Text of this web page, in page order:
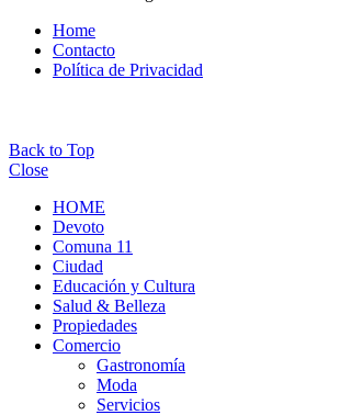
Home
Contacto
Política de Privacidad
Back to Top
Close
HOME
Devoto
Comuna 11
Ciudad
Educación y Cultura
Salud & Belleza
Propiedades
Comercio
Gastronomía
Moda
Servicios